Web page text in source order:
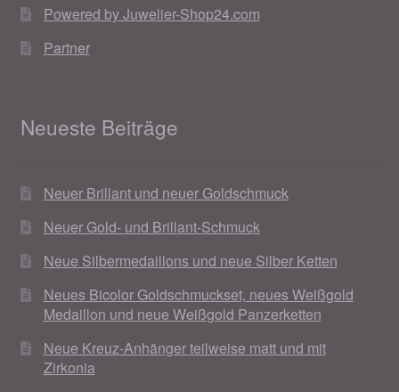
Powered by Juwelier-Shop24.com
Partner
Neueste Beiträge
Neuer Brillant und neuer Goldschmuck
Neuer Gold- und Brillant-Schmuck
Neue Silbermedaillons und neue Silber Ketten
Neues Bicolor Goldschmuckset, neues Weißgold
Medaillon und neue Weißgold Panzerketten
Neue Kreuz-Anhänger teilweise matt und mit
Zirkonia